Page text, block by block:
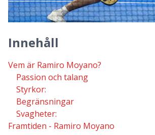
Innehåll
Vem är Ramiro Moyano?
Passion och talang
Styrkor:
Begränsningar
Svagheter:
Framtiden - Ramiro Moyano